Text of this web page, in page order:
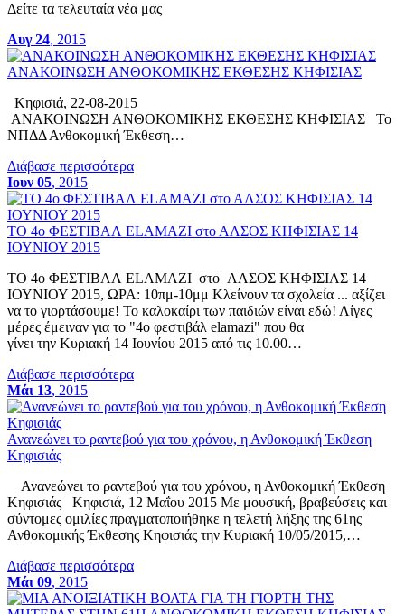
Δείτε τα τελευταία νέα μας
Αυγ 24, 2015
ΑΝΑΚΟΙΝΩΣΗ ΑΝΘΟΚΟΜΙΚΗΣ ΕΚΘΕΣΗΣ ΚΗΦΙΣΙΑΣ
Κηφισιά, 22-08-2015
ΑΝΑΚΟΙΝΩΣΗ ΑΝΘΟΚΟΜΙΚΗΣ ΕΚΘΕΣΗΣ ΚΗΦΙΣΙΑΣ Το
ΝΠΔΔ Ανθοκομική Έκθεση…
Διάβασε περισσότερα
Ιουν 05, 2015
ΤΟ 4ο ΦΕΣΤΙΒΑΛ ELAMAZI στο ΑΛΣΟΣ ΚΗΦΙΣΙΑΣ 14
ΙΟΥΝΙΟΥ 2015
ΤΟ 4ο ΦΕΣΤΙΒΑΛ ELAMAZI στο ΑΛΣΟΣ ΚΗΦΙΣΙΑΣ 14
ΙΟΥΝΙΟΥ 2015, ΩΡΑ: 10πμ-10μμ Κλείνουν τα σχολεία ... αξίζει
να το γιορτάσουμε! Το καλοκαίρι των παιδιών είναι εδώ! Λίγες
μέρες έμειναν για τo "4o φεστιβάλ elamazi" που θα
γίνει την Κυριακή 14 Ιουνίου 2015 από τις 10.00…
Διάβασε περισσότερα
Μάι 13, 2015
Ανανεώνει το ραντεβού για του χρόνου, η Ανθοκομική Έκθεση
Κηφισιάς
Ανανεώνει το ραντεβού για του χρόνου, η Ανθοκομική Έκθεση
Κηφισιάς Κηφισιά, 12 Μαΐου 2015 Με μουσική, βραβεύσεις και
σύντομες ομιλίες πραγματοποιήθηκε η τελετή λήξης της 61ης
Ανθοκομικής Έκθεσης Κηφισιάς την Κυριακή 10/05/2015,…
Διάβασε περισσότερα
Μάι 09, 2015